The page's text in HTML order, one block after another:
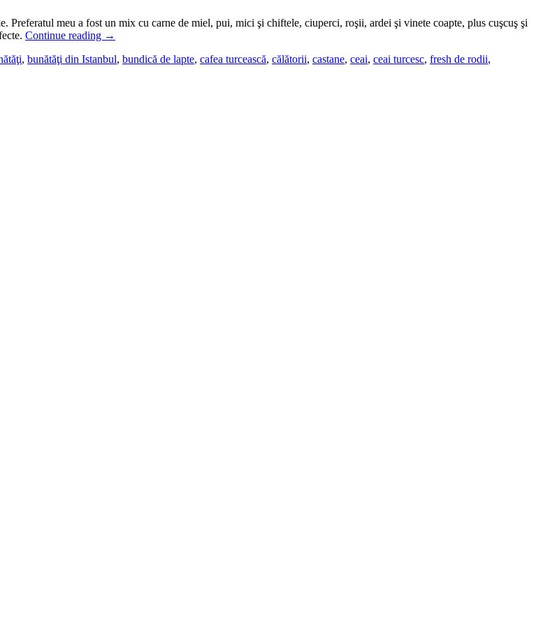
Preferatul meu a fost un mix cu carne de miel, pui, mici şi chiftele, ciuperci, roşii, ardei şi vinete coapte, plus cuşcuş şi
Continue reading →
, bunătăţi din Istanbul, bundică de lapte, cafea turcească, călătorii, castane, ceai, ceai turcesc, fresh de rodii,